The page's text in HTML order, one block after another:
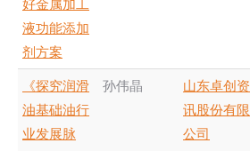
好金属加工
液功能添加
剂方案
《探究润滑
油基础油行
业发展脉
孙伟晶
山东卓创资
讯股份有限
公司